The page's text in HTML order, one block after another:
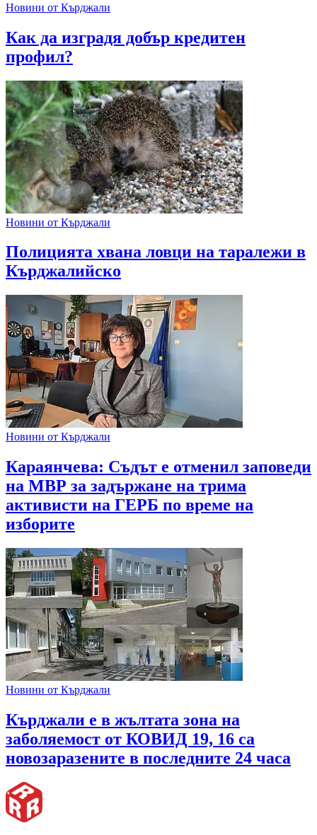
Новини от Кърджали
Как да изградя добър кредитен
профил?
Новини от Кърджали
Полицията хвана ловци на таралежи в
Кърджалийско
Новини от Кърджали
Караянчева: Съдът е отменил заповеди
на МВР за задържане на трима
активисти на ГЕРБ по време на
изборите
Новини от Кърджали
Кърджали е в жълтата зона на
заболяемост от КОВИД 19, 16 са
новозаразените в последните 24 часа